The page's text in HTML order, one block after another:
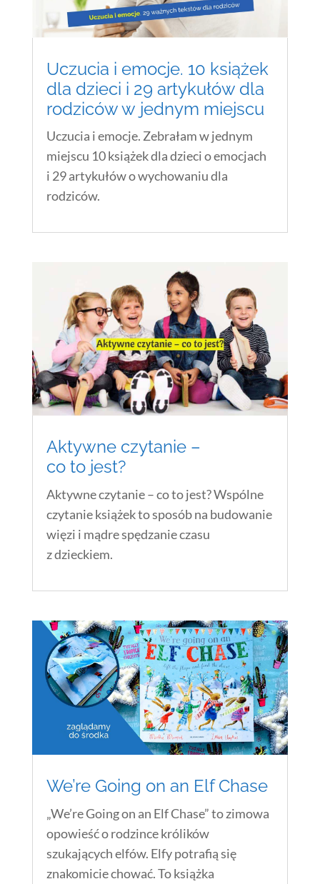
Uczucia i emocje. 10 książek
dla dzieci i 29 artykułów dla
rodziców w jednym miejscu
Uczucia i emocje. Zebrałam w jednym
miejscu 10 książek dla dzieci o emocjach
i 29 artykułów o wychowaniu dla
rodziców.
Aktywne czytanie –
co to jest?
Aktywne czytanie – co to jest? Wspólne
czytanie książek to sposób na budowanie
więzi i mądre spędzanie czasu
z dzieckiem.
We’re Going on an Elf Chase
„We’re Going on an Elf Chase” to zimowa
opowieść o rodzince królików
szukających elfów. Elfy potrafią się
znakomicie chować. To książka